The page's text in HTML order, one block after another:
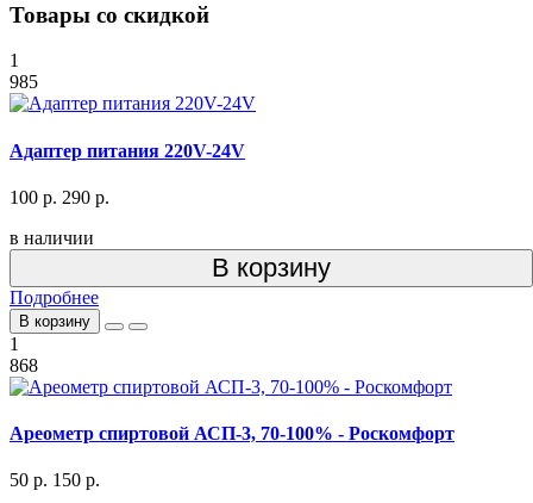
Товары со скидкой
1
985
Адаптер питания 220V-24V
100 р. 290 р.
в наличии
В корзину
Подробнее
В корзину
1
868
Ареометр спиртовой АСП-3, 70-100% - Роскомфорт
50 р. 150 р.